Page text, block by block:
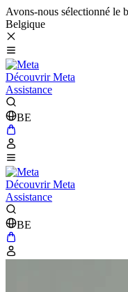
Avons-nous sélectionné le
Belgique
Découvrir Meta
Assistance
BE
Découvrir Meta
Assistance
BE